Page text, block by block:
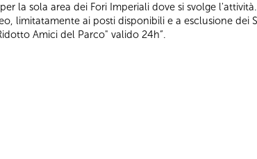
la sola area dei Fori Imperiali dove si svolge l'attività.
limitatamente ai posti disponibili e a esclusione dei
Amici del Parco" valido 24h”.